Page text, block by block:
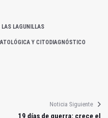
LAGUNILLAS
Y CITODIAGNÓSTICO
Noticia Siguiente
19 días de guerra: crece el